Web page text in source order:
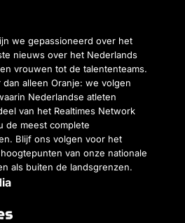
we gepassioneerd over het
nieuws over het Nederlands
vrouwen tot de talententeams.
alleen Oranje: we volgen
Nederlandse atleten
van het Realtimes Network
de meest complete
Blijf ons volgen voor het
van onze nationale
als buiten de landsgrenzen.